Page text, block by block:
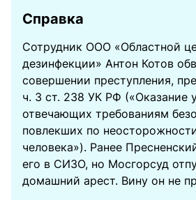
Справка
Сотрудник ООО «Областной
дезинфекции» Антон Котов
совершении преступления,
ч. 3 ст. 238 УК РФ («Оказание
отвечающих требованиям
повлекших по
человека»). Ранее
его в СИЗО, но Мосгорсуд
домашний арест. Вину он не